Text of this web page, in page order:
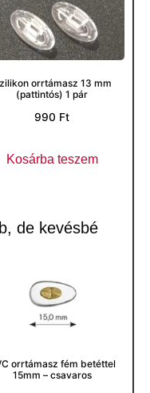
orrtámasz 13 mm
(pattintós) 1 pár
990 Ft
Kosárba teszem
de kevésbé
orrtámasz fém betéttel
15mm – csavaros